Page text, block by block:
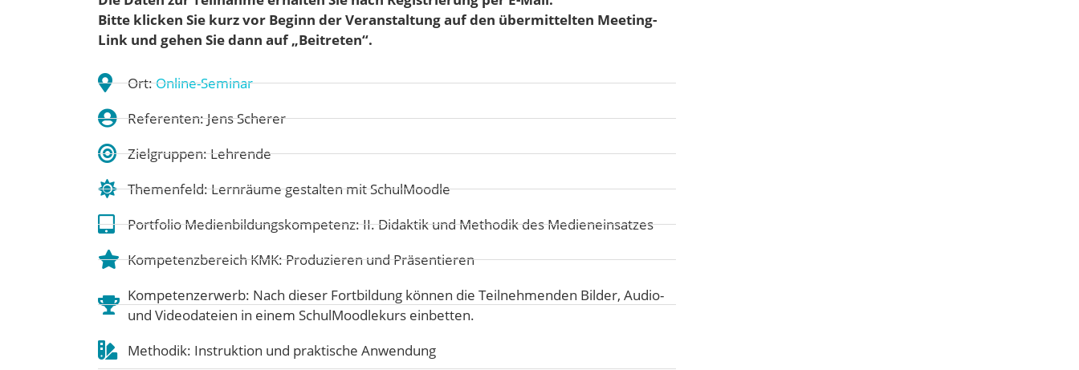
Bitte klicken Sie kurz vor Beginn der Veranstaltung auf den übermittelten Meeting-
Link und gehen Sie dann auf „Beitreten“.
Ort:Online-Seminar
Referenten: Jens Scherer
Zielgruppen: Lehrende
Themenfeld:Lernräume gestalten mit SchulMoodle
Portfolio Medienbildungskompetenz:II. Didaktik und Methodik des Medieneinsatzes
Kompetenzbereich KMK:Produzieren und Präsentieren
Kompetenzerwerb: Nach dieser Fortbildung können die Teilnehmenden Bilder, Audio-
und Videodateien in einem SchulMoodlekurs einbetten.
Methodik: Instruktion und praktische Anwendung